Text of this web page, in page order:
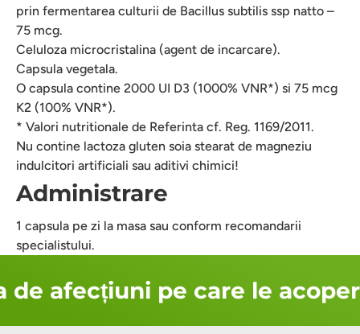
prin fermentarea culturii de Bacillus subtilis ssp natto –
75 mcg.
Celuloza microcristalina (agent de incarcare).
Capsula vegetala.
O capsula contine 2000 UI D3 (1000% VNR*) si 75 mcg
K2 (100% VNR*).
* Valori nutritionale de Referinta cf. Reg. 1169/2011.
Nu contine lactoza gluten soia stearat de magneziu
indulcitori artificiali sau aditivi chimici!
Administrare
1 capsula pe zi la masa sau conform recomandarii
specialistului.
afecțiuni pe care le